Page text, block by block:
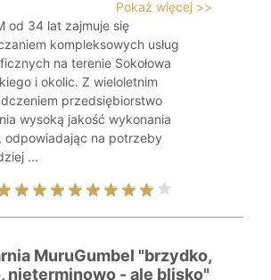
Pokaż więcej >>
od 34 lat zajmuje się
kompleksowych usług
na terenie Sokołowa
i okolic. Z wieloletnim
przedsiębiorstwo
wysoką jakość wykonania
odpowiadając na potrzeby
...
MuruGumbel "brzydko,
nieterminowo - ale blisko"